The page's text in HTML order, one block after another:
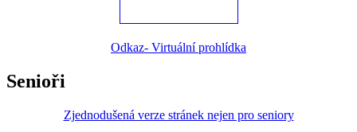
Odkaz- Virtuální prohlídka
Senioři
Zjednodušená verze stránek nejen pro seniory